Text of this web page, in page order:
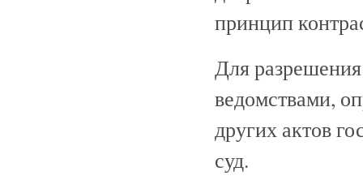
принцип
Для
ведомствами,
других актов
суд.